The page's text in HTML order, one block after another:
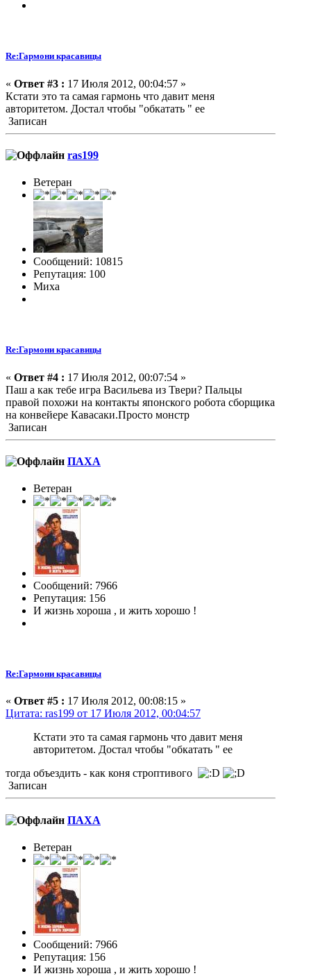
Re:Гармони красавицы
« Ответ #3 : 17 Июля 2012, 00:04:57 »
Кстати это та самая гармонь что давит меня
авторитетом. Достал чтобы "обкатать " ее
Записан
ras199
Ветеран
Сообщений: 10815
Репутация: 100
Миха
Re:Гармони красавицы
« Ответ #4 : 17 Июля 2012, 00:07:54 »
Паш а как тебе игра Васильева из Твери? Пальцы
правой похожи на контакты японского робота сборщика
на конвейере Кавасаки.Просто монстр
Записан
ПАХА
Ветеран
Сообщений: 7966
Репутация: 156
И жизнь хороша , и жить хорошо !
Re:Гармони красавицы
« Ответ #5 : 17 Июля 2012, 00:08:15 »
Цитата: ras199 от 17 Июля 2012, 00:04:57
Кстати это та самая гармонь что давит меня
авторитетом. Достал чтобы "обкатать " ее
тогда объездить - как коня строптивого
Записан
ПАХА
Ветеран
Сообщений: 7966
Репутация: 156
И жизнь хороша , и жить хорошо !